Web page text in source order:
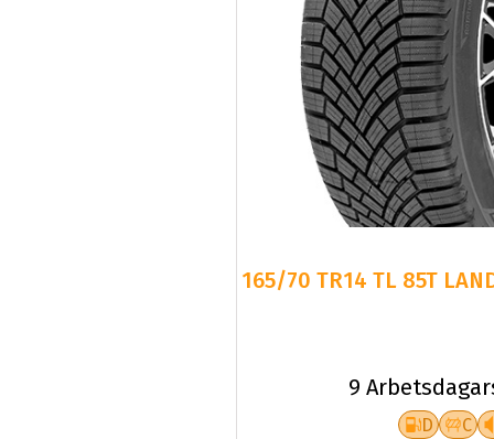
165/70 TR14 TL 85T
9
D C